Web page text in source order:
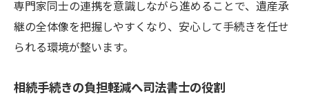
専門家同士の連携を意識しながら進めることで、遺産承
継の全体像を把握しやすくなり、安心して手続きを任せ
られる環境が整います。
相続手続きの負担軽減へ司法書士の役割